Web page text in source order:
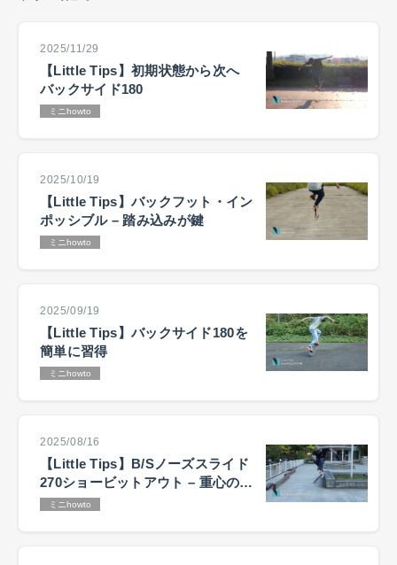
2025/11/29
【Little Tips】初期状態から次へ
バックサイド180
ミニhowto
2025/10/19
【Little Tips】バックフット・イン
ポッシブル – 踏み込みが鍵
ミニhowto
2025/09/19
【Little Tips】バックサイド180を
簡単に習得
ミニhowto
2025/08/16
【Little Tips】B/Sノーズスライド
270ショービットアウト – 重心の置
き方が鍵
ミニhowto